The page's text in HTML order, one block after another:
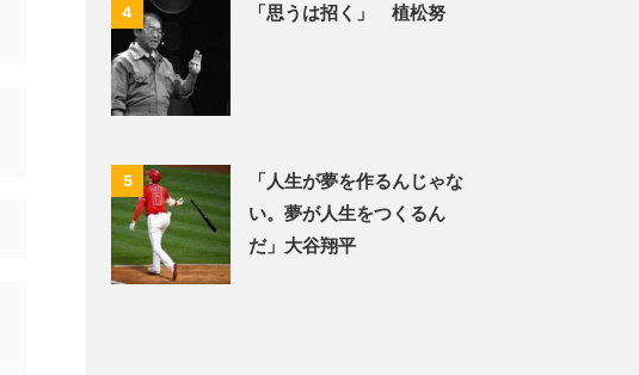
4 「思うは招く」 植松努
5
「人生が夢を作るんじゃな
い。夢が人生をつくるん
だ」大谷翔平